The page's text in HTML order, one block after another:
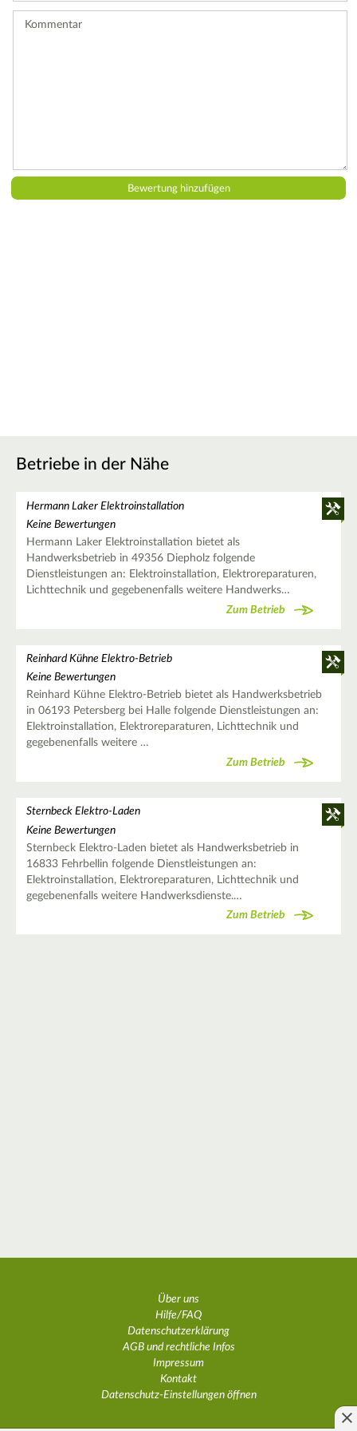
Betriebe in der Nähe
Hermann Laker Elektroinstallation
Keine Bewertungen
Hermann Laker Elektroinstallation bietet als
Handwerksbetrieb in 49356 Diepholz folgende
Dienstleistungen an: Elektroinstallation, Elektroreparaturen,
Lichttechnik und gegebenenfalls weitere Handwerks…
Zum Betrieb
Reinhard Kühne Elektro-Betrieb
Keine Bewertungen
Reinhard Kühne Elektro-Betrieb bietet als Handwerksbetrieb
in 06193 Petersberg bei Halle folgende Dienstleistungen an:
Elektroinstallation, Elektroreparaturen, Lichttechnik und
gegebenenfalls weitere …
Zum Betrieb
Sternbeck Elektro-Laden
Keine Bewertungen
Sternbeck Elektro-Laden bietet als Handwerksbetrieb in
16833 Fehrbellin folgende Dienstleistungen an:
Elektroinstallation, Elektroreparaturen, Lichttechnik und
gegebenenfalls weitere Handwerksdienste.…
Zum Betrieb
Über uns
Hilfe/FAQ
Datenschutzerklärung
AGB und rechtliche Infos
Impressum
Kontakt
Datenschutz-Einstellungen öffnen